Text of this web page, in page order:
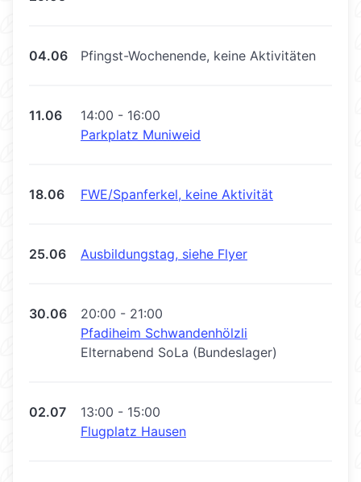
04.06 Pfingst-Wochenende, keine Aktivitäten
11.06
14:00 - 16:00
Parkplatz Muniweid
18.06 FWE/Spanferkel, keine Aktivität
25.06 Ausbildungstag, siehe Flyer
30.06
20:00 - 21:00
Pfadiheim Schwandenhölzli
Elternabend SoLa (Bundeslager)
02.07
13:00 - 15:00
Flugplatz Hausen